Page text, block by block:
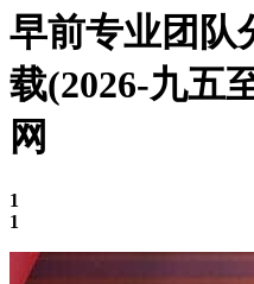
早前专业团队
载(2026-九五
网
1
1